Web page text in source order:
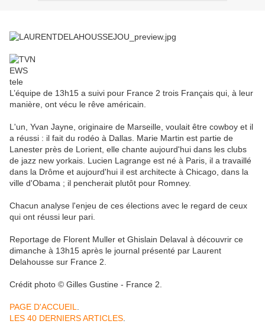
L’équipe de 13h15 a suivi pour France 2 trois Français qui, à leur
manière, ont vécu le rêve américain.
L'un, Yvan Jayne, originaire de Marseille, voulait être cowboy et il
a réussi : il fait du rodéo à Dallas. Marie Martin est partie de
Lanester près de Lorient, elle chante aujourd'hui dans les clubs
de jazz new yorkais. Lucien Lagrange est né à Paris, il a travaillé
dans la Drôme et aujourd'hui il est architecte à Chicago, dans la
ville d'Obama ; il pencherait plutôt pour Romney.
Chacun analyse l'enjeu de ces élections avec le regard de ceux
qui ont réussi leur pari.
Reportage de Florent Muller et Ghislain Delaval à découvrir ce
dimanche à 13h15 après le journal présenté par Laurent
Delahousse sur France 2.
Crédit photo © Gilles Gustine - France 2.
PAGE D'ACCUEIL
LES 40 DERNIERS ARTICLES